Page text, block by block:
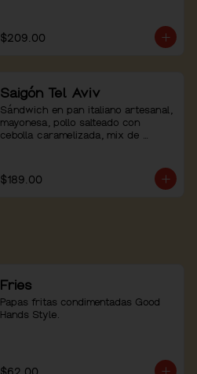
$209.00
Saigón Tel Aviv
Sándwich en pan italiano artesanal,
mayonesa, pollo salteado con
cebolla caramelizada, mix de
$189.00
Fries
Papas fritas condimentadas Good
Hands Style.